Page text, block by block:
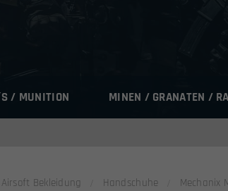
/ MUNITION MINEN / GRANATEN /
Airsoft Bekleidung Handschuhe Mechanix